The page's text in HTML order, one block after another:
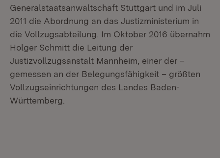
Generalstaatsanwaltschaft Stuttgart und im Juli
2011 die Abordnung an das Justizministerium in
die Vollzugsabteilung. Im Oktober 2016 übernahm
Holger Schmitt die Leitung der
Justizvollzugsanstalt Mannheim, einer der –
gemessen an der Belegungsfähigkeit – größten
Vollzugseinrichtungen des Landes Baden-
Württemberg.